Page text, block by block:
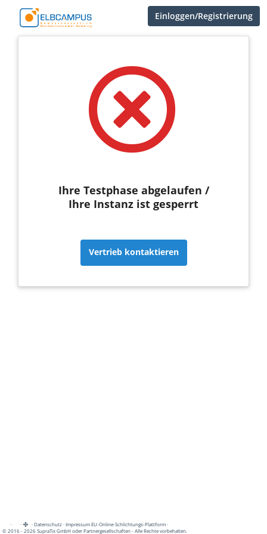
Einloggen/Registrierung
Ihre Testphase abgelaufen /
Ihre Instanz ist gesperrt
Vertrieb kontaktieren
· · ·Datenschutz·Impressum EU-Online-Schlichtungs-Plattform·
© 2016 - 2026 SupraTix GmbH oder Partnergesellschaften - Alle Rechte vorbehalten.